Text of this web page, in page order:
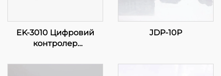
EK-3010 Цифровий
контролер
у ваших руках
JDP-10P